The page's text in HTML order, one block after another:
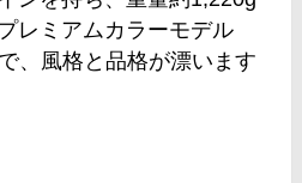
レミアムカラーモデル
、風格と品格が漂います​